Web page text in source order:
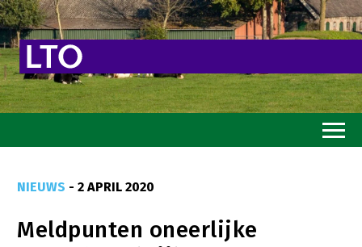
Goed eten
NIEUWS - 2 APRIL 2020
Meldpunten oneerlijke